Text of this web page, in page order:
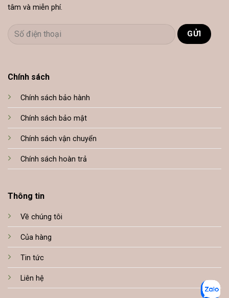
Chính sách
Chính sách bảo hành
Chính sách bảo mật
Chính sách vận chuyển
Chính sách hoàn trả
Thông tin
Về chúng tôi
Của hàng
Tin tức
Liên hệ
tâm và miễn phí.